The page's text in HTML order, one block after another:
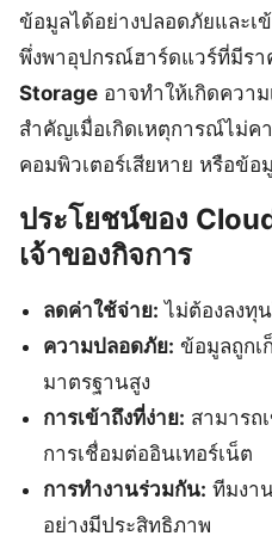
ข้อมูลได้อย่างปลอดภัยและเ
พึ่งพาอุปกรณ์ฮาร์ดแวร์ที่มีรา
Storage อาจทำให้เกิดควา
สำคัญเมื่อเกิดเหตุการณ์ไม่
คอมพิวเตอร์เสียหาย หรือข้อ
ประโยชน์ของ
เจ้าของกิจการ
ลดค่าใช้จ่าย: ไม่ต้องลงทุ
ความปลอดภัย: ข้อมูลถูกเ
มาตรฐานสูง
การเข้าถึงที่ง่าย: สามารถ
การเชื่อมต่ออินเทอร์เน็ต
การทำงานร่วมกัน: ทีมงา
อย่างมีประสิทธิภาพ